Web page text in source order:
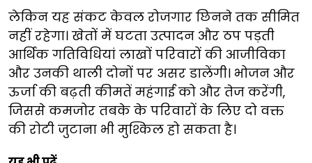
लेकिन यह संकट केवल रोजगार छिनने तक सीमित
नहीं रहेगा। खेतों में घटता उत्पादन और ठप पड़ती
आर्थिक गतिविधियां लाखों परिवारों की आजीविका
और उनकी थाली दोनों पर असर डालेंगी। भोजन और
ऊर्जा की बढ़ती कीमतें महंगाई को और तेज करेंगी,
जिससे कमजोर तबके के परिवारों के लिए दो वक्त
की रोटी जुटाना भी मुश्किल हो सकता है।